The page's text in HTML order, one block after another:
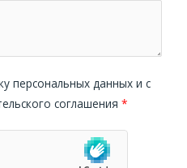
персональных данных и с
соглашения *